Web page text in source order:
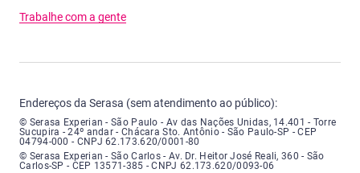
Trabalhe com a gente
Endereços da Serasa (sem atendimento ao público):
Serasa Experian - São Paulo - Endereço: Avenida das Nações Unidas,
© Serasa Experian - São Paulo - Av das Nações Unidas, 14.401 - Torre
Sucupira - 24º andar - Chácara Sto. Antônio - São Paulo-SP - CEP
04794-000 - CNPJ 62.173.620/0001-80
Serasa Experian - São Carlos - Endereço: Avenida Doutor Heitor José
© Serasa Experian - São Carlos - Av. Dr. Heitor José Reali, 360 - São
Carlos-SP - CEP 13571-385 - CNPJ 62.173.620/0093-06